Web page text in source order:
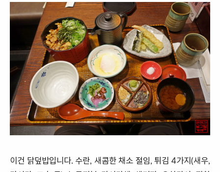
이건 닭덮밥입니다. 수란, 새콤한 채소 절임, 튀김 4가지(새우,